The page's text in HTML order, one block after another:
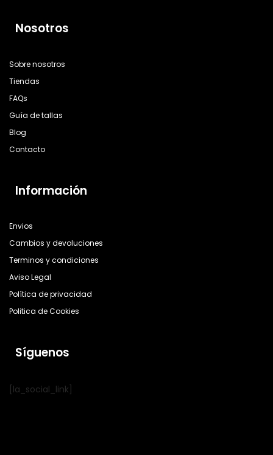
Nosotros
Sobre nosotros
Tiendas
FAQs
Guía de tallas
Blog
Contacto
Información
Envios
Cambios y devoluciones
Terminos y condiciones
Aviso Legal
Política de privacidad
Politica de Cookies
Síguenos
[la_social_link]